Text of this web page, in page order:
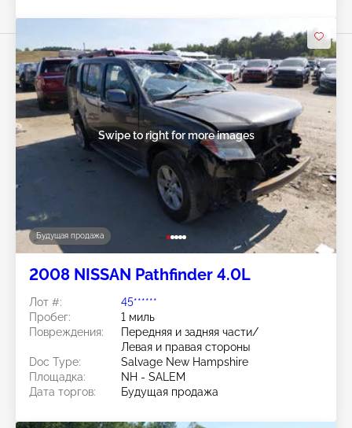
Будущая продажа
Swipe to right for more images
2008 NISSAN Pathfinder 4.0L
Лот #:
45******
Пробег:
1 миль
Повреждения:
Передняя и задняя части/
Левая и правая стороны
Doc Type:
Salvage New Hampshire
Площадка:
NH - SALEM
Дата торгов:
Будущая продажа